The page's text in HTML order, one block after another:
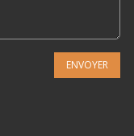
ENVOYER